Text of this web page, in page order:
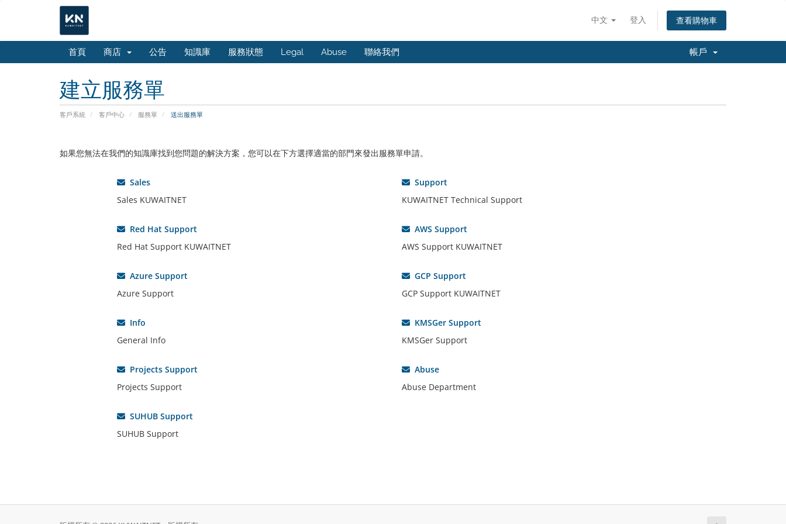
中文 登入 查看購物車
首頁 商店 公告 知識庫 服務狀態 Legal Abuse 聯絡我們 帳戶
建立服務單
客戶系統 客戶中心 服務單 送出服務單
如果您無法在我們的知識庫找到您問題的解決方案，您可以在下方選擇適當的部門來發出服務單申請。
Sales
Sales KUWAITNET
Support
KUWAITNET Technical Support
Red Hat Support
Red Hat Support KUWAITNET
AWS Support
AWS Support KUWAITNET
Azure Support
Azure Support
GCP Support
GCP Support KUWAITNET
Info
General Info
KMSGer Support
KMSGer Support
Projects Support
Projects Support
Abuse
Abuse Department
SUHUB Support
SUHUB Support